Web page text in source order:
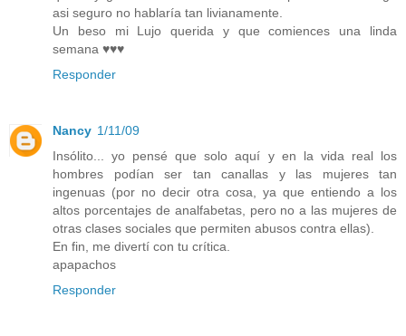
asi seguro no hablaría tan livianamente.
Un beso mi Lujo querida y que comiences una linda
semana ♥♥♥
Responder
Nancy 1/11/09
Insólito... yo pensé que solo aquí y en la vida real los
hombres podían ser tan canallas y las mujeres tan
ingenuas (por no decir otra cosa, ya que entiendo a los
altos porcentajes de analfabetas, pero no a las mujeres de
otras clases sociales que permiten abusos contra ellas).
En fin, me divertí con tu crítica.
apapachos
Responder